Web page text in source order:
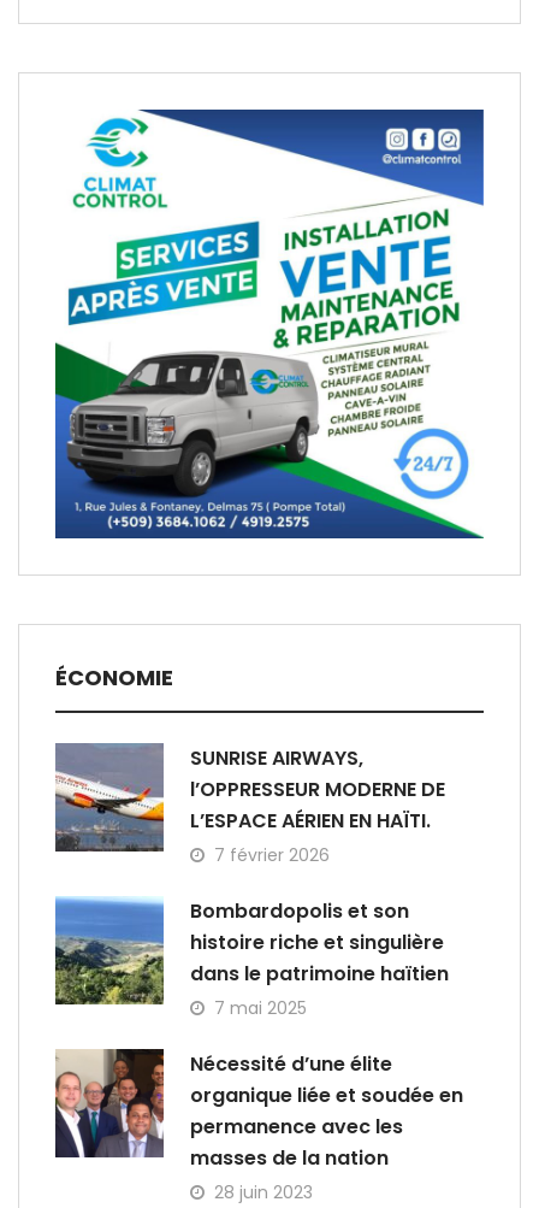
ÉCONOMIE
SUNRISE AIRWAYS,
l’OPPRESSEUR MODERNE DE
L’ESPACE AÉRIEN EN HAÏTI.
7 février 2026
Bombardopolis et son
histoire riche et singulière
dans le patrimoine haïtien
7 mai 2025
Nécessité d’une élite
organique liée et soudée en
permanence avec les
masses de la nation
28 juin 2023